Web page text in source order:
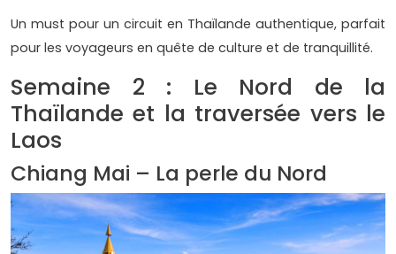
Un must pour un circuit en Thaïlande authentique, parfait
pour les voyageurs en quête de culture et de tranquillité.
Semaine 2 : Le Nord de la
Thaïlande et la traversée vers le
Laos
Chiang Mai – La perle du Nord